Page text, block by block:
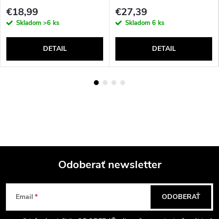
€18,99
Skladom >6 ks
DETAIL
€27,39
Skladom 6 ks
DETAIL
Z
á
Odoberať newsletter
Email ODOBERAŤ